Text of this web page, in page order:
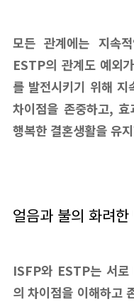
모든 관계에는 지속
ESTP의 관계도 예외
를 발전시키기 위해 지
차이점을 존중하고,
행복한 결혼생활을 유
얼음과 불의 화려한
ISFP와 ESTP는 서로
의 차이점을 이해하고